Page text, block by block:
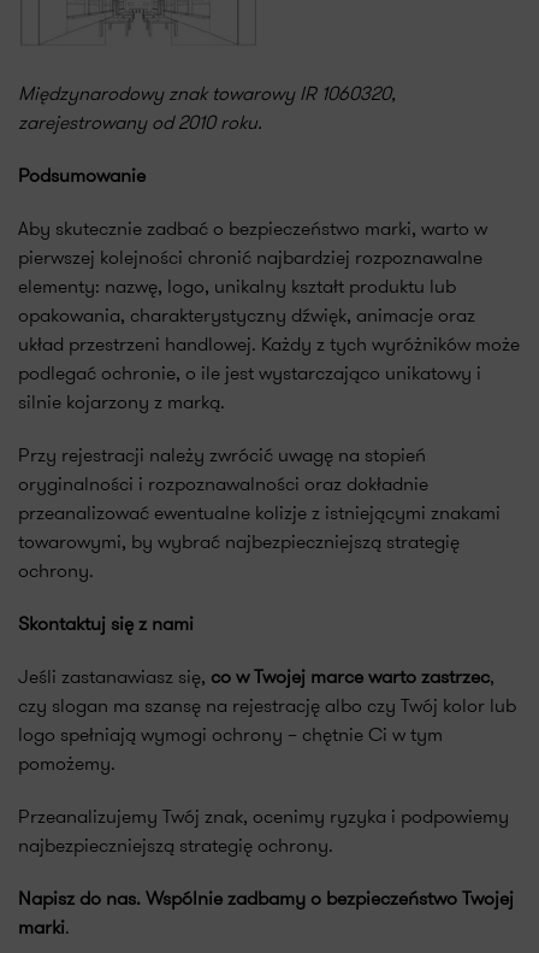
Międzynarodowy znak towarowy IR 1060320,
zarejestrowany od 2010 roku.
Podsumowanie
Aby skutecznie zadbać o bezpieczeństwo marki, warto w
pierwszej kolejności chronić najbardziej rozpoznawalne
elementy: nazwę, logo, unikalny kształt produktu lub
opakowania, charakterystyczny dźwięk, animacje oraz
układ przestrzeni handlowej. Każdy z tych wyróżników może
podlegać ochronie, o ile jest wystarczająco unikatowy i
silnie kojarzony z marką.
Przy rejestracji należy zwrócić uwagę na stopień
oryginalności i rozpoznawalności oraz dokładnie
przeanalizować ewentualne kolizje z istniejącymi znakami
towarowymi, by wybrać najbezpieczniejszą strategię
ochrony.
Skontaktuj się z nami
Jeśli zastanawiasz się, co w Twojej marce warto zastrzec,
czy slogan ma szansę na rejestrację albo czy Twój kolor lub
logo spełniają wymogi ochrony – chętnie Ci w tym
pomożemy.
Przeanalizujemy Twój znak, ocenimy ryzyka i podpowiemy
najbezpieczniejszą strategię ochrony.
Napisz do nas. Wspólnie zadbamy o bezpieczeństwo Twojej
marki.